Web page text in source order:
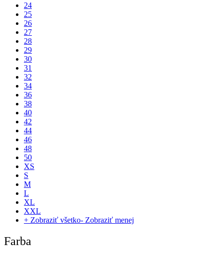
24
25
26
27
28
29
30
31
32
34
36
38
40
42
44
46
48
50
XS
S
M
L
XL
XXL
+ Zobraziť všetko- Zobraziť menej
Farba